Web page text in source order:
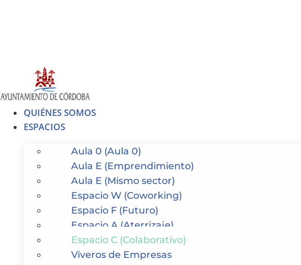
QUIÉNES SOMOS
ESPACIOS
Aula 0 (Aula 0)
Aula E (Emprendimiento)
Aula E (Mismo sector)
Espacio W (Coworking)
Espacio F (Futuro)
Espacio A (Aterrizaje)
Espacio C (Colaborativo)
Viveros de Empresas